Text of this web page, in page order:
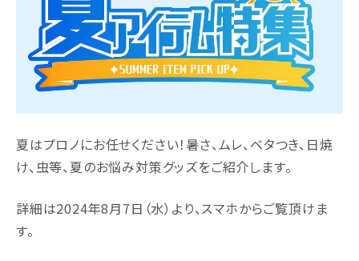
夏はプロノにお任せください！暑さ、ムレ、ベタつき、日焼
け、虫等、夏のお悩み対策グッズをご紹介します。
詳細は2024年8月7日（水）より、スマホからご覧頂けま
す。